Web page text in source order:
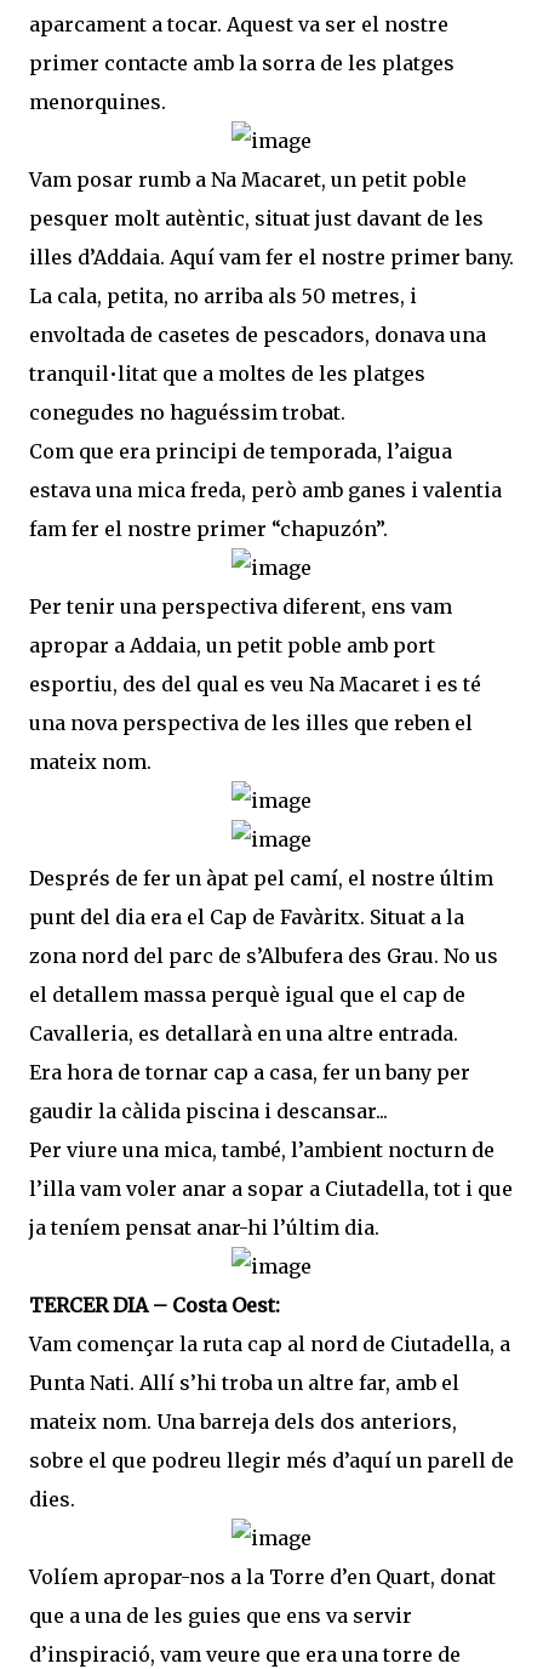
aparcament a tocar. Aquest va ser el nostre
primer contacte amb la sorra de les platges
menorquines.
Vam posar rumb a Na Macaret, un petit poble
pesquer molt autèntic, situat just davant de les
illes d’Addaia. Aquí vam fer el nostre primer bany.
La cala, petita, no arriba als 50 metres, i
envoltada de casetes de pescadors, donava una
tranquil•litat que a moltes de les platges
conegudes no haguéssim trobat.
Com que era principi de temporada, l’aigua
estava una mica freda, però amb ganes i valentia
fam fer el nostre primer “chapuzón”.
Per tenir una perspectiva diferent, ens vam
apropar a Addaia, un petit poble amb port
esportiu, des del qual es veu Na Macaret i es té
una nova perspectiva de les illes que reben el
mateix nom.
Després de fer un àpat pel camí, el nostre últim
punt del dia era el Cap de Favàritx. Situat a la
zona nord del parc de s’Albufera des Grau. No us
el detallem massa perquè igual que el cap de
Cavalleria, es detallarà en una altre entrada.
Era hora de tornar cap a casa, fer un bany per
gaudir la càlida piscina i descansar...
Per viure una mica, també, l’ambient nocturn de
l’illa vam voler anar a sopar a Ciutadella, tot i que
ja teníem pensat anar-hi l’últim dia.
TERCER DIA – Costa Oest:
Vam començar la ruta cap al nord de Ciutadella, a
Punta Nati. Allí s’hi troba un altre far, amb el
mateix nom. Una barreja dels dos anteriors,
sobre el que podreu llegir més d’aquí un parell de
dies.
Volíem apropar-nos a la Torre d’en Quart, donat
que a una de les guies que ens va servir
d’inspiració, vam veure que era una torre de